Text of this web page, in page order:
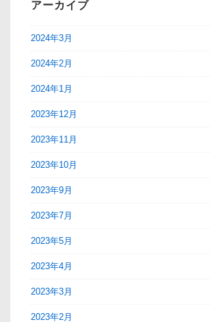
アーカイブ
2024年3月
2024年2月
2024年1月
2023年12月
2023年11月
2023年10月
2023年9月
2023年7月
2023年5月
2023年4月
2023年3月
2023年2月